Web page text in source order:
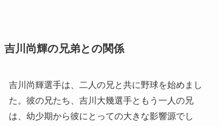
吉川尚輝の兄弟との関係
吉川尚輝選手は、二人の兄と共に野球を始めまし
た。彼の兄たち、吉川大幾選手ともう一人の兄
は、幼少期から彼にとっての大きな影響源でし